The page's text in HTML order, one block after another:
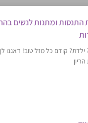
התנסות ומתנות לנשים
ילדת? קודם כל מזל טוב! דאגנו